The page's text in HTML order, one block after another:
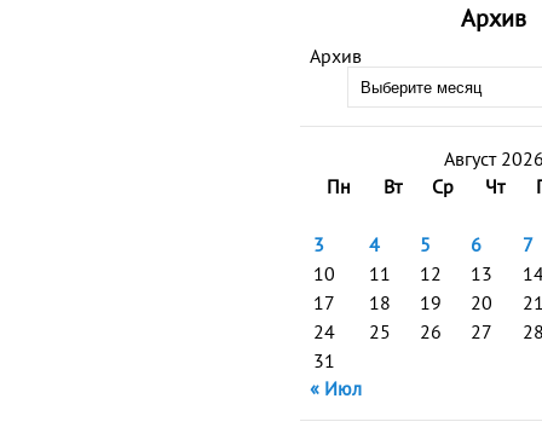
Архив
Архив
Август
Пн
Вт Ср Чт
3 4 5 6
7
10
11 12 13
17
18 19 20
24
25 26 27
31
« Июл